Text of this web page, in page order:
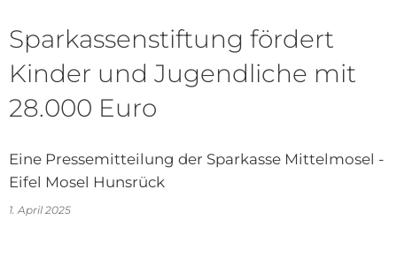
Sparkassenstiftung fördert
Kinder und Jugendliche mit
28.000 Euro
Eine Pressemitteilung der Sparkasse Mittelmosel -
Eifel Mosel Hunsrück
1. April 2025